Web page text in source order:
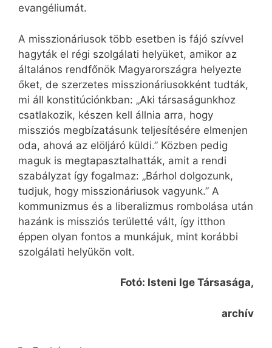
evangéliumát.
A misszionáriusok több esetben is fájó szívvel
hagyták el régi szolgálati helyüket, amikor az
általános rendfőnök Magyarországra helyezte
őket, de szerzetes misszionáriusokként tudták,
mi áll konstitúciónkban: „Aki társaságunkhoz
csatlakozik, készen kell állnia arra, hogy
missziós megbízatásunk teljesítésére elmenjen
oda, ahová az elöljáró küldi.” Közben pedig
maguk is megtapasztalhatták, amit a rendi
szabályzat így fogalmaz: „Bárhol dolgozunk,
tudjuk, hogy misszionáriusok vagyunk.” A
kommunizmus és a liberalizmus rombolása után
hazánk is missziós területté vált, így itthon
éppen olyan fontos a munkájuk, mint korábbi
szolgálati helyükön volt.
Fotó: Isteni Ige Társasága,
archív